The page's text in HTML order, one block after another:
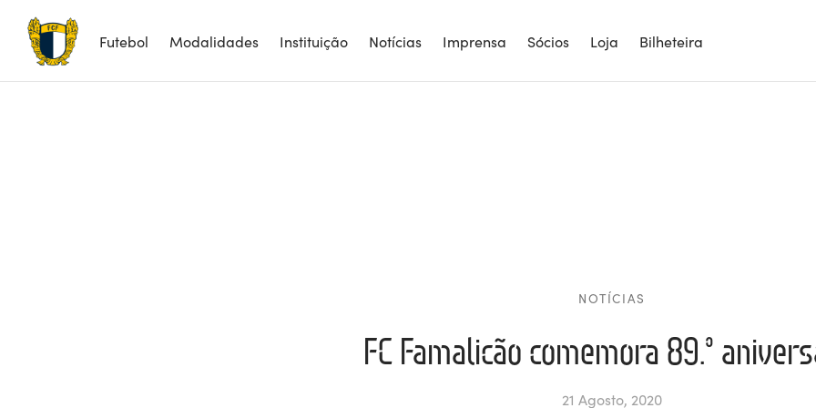
Futebol Modalidades Instituição Notícias Imprensa Sócios Loja Bilheteira
NOTÍCIAS
FC Famalicão comemora 89.º
21 Agosto, 2020